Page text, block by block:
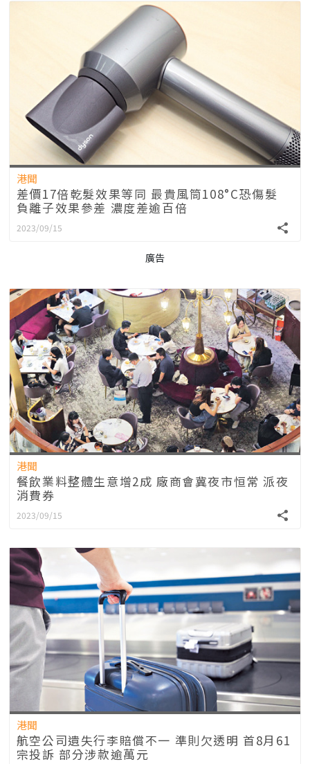
港聞
差價17倍乾髮效果等同 最貴風筒108°C恐傷髮
負離子效果參差 濃度差逾百倍
2023/09/15
廣告
港聞
餐飲業料整體生意增2成 廠商會冀夜市恒常 派夜
消費券
2023/09/15
港聞
航空公司遺失行李賠償不一 準則欠透明 首8月61
宗投訴 部分涉款逾萬元